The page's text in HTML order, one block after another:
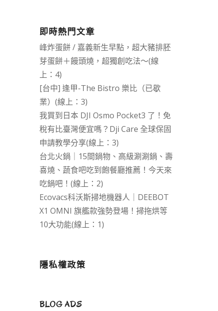
即時熱門文章
峰炸蛋餅 / 嘉義新生早點，超大豬排胚
芽蛋餅＋饅頭燒，超獨創吃法～(線
上：4)
[台中] 逢甲-The Bistro 樂比（已歇
業）(線上：3)
我買到日本 DJI Osmo Pocket3 了！免
稅有比臺灣便宜嗎？Dji Care 全球保固
申請教學分享(線上：3)
台北火鍋｜15間鍋物、高級涮涮鍋、壽
喜燒、蔬食吧吃到飽餐廳推薦！今天來
吃鍋吧！(線上：2)
Ecovacs科沃斯掃地機器人｜DEEBOT
X1 OMNI 旗艦款強勢登場！掃拖烘等
10大功能(線上：1)
隱私權政策
BLOG ADS